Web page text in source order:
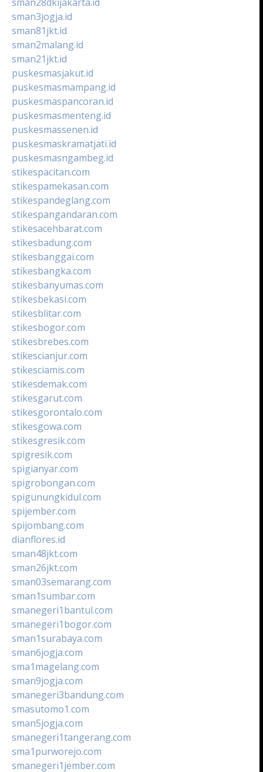
sman3jogja.id
sman81jkt.id
sman2malang.id
sman21jkt.id
puskesmasjakut.id
puskesmasmampang.id
puskesmaspancoran.id
puskesmasmenteng.id
puskesmassenen.id
puskesmaskramatjati.id
puskesmasngambeg.id
stikespacitan.com
stikespamekasan.com
stikespandeglang.com
stikespangandaran.com
stikesacehbarat.com
stikesbadung.com
stikesbanggai.com
stikesbangka.com
stikesbanyumas.com
stikesbekasi.com
stikesblitar.com
stikesbogor.com
stikesbrebes.com
stikescianjur.com
stikesciamis.com
stikesdemak.com
stikesgarut.com
stikesgorontalo.com
stikesgowa.com
stikesgresik.com
spigresik.com
spigianyar.com
spigrobongan.com
spigunungkidul.com
spijember.com
spijombang.com
dianflores.id
sman48jkt.com
sman26jkt.com
sman03semarang.com
sman1sumbar.com
smanegeri1bantul.com
smanegeri1bogor.com
sman1surabaya.com
sman6jogja.com
sma1magelang.com
sman9jogja.com
smanegeri3bandung.com
smasutomo1.com
sman5jogja.com
smanegeri1tangerang.com
sma1purworejo.com
smanegeri1jember.com